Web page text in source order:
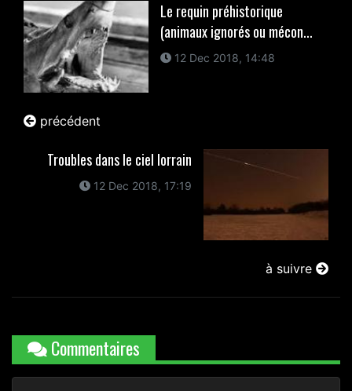
Le requin préhistorique
(animaux ignorés ou mécon...
12 Dec 2018, 14:48
précédent
Troubles dans le ciel lorrain
12 Dec 2018, 17:19
à suivre
Commentaires